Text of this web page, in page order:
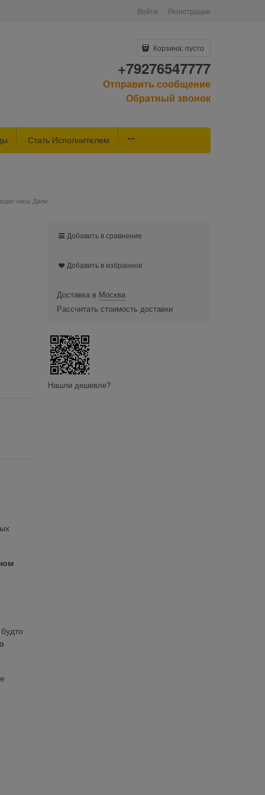
Войти Регистрация
Корзина: пусто
+79276547777
Отправить сообщение
Обратный звонок
Стать Исполнителем
часы Дали
Добавить в сравнение
Добавить в избранное
Доставка в Москва
Рассчитать стоимость доставки
Нашли дешевле?